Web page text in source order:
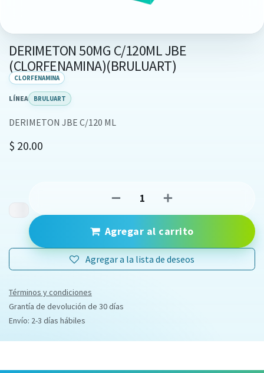
DERIMETON 50MG C/120ML JBE
(CLORFENAMINA)(BRULUART)
CLORFENAMINA
LÍNEA BRULUART
DERIMETON JBE C/120 ML
$ 20.00
Agregar al carrito
Agregar a la lista de deseos
Términos y condiciones
Grantía de devolución de 30 días
Envío: 2-3 días hábiles